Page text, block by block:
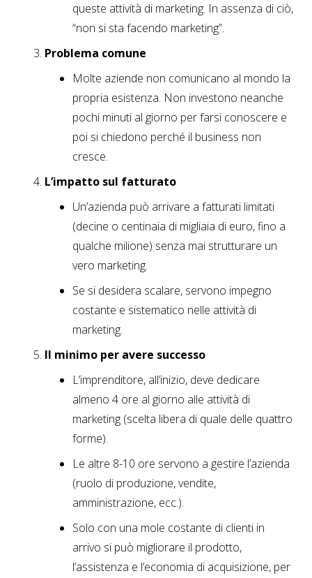
queste attività di marketing. In assenza di ciò,
“non si sta facendo marketing”.
Problema comune
Molte aziende non comunicano al mondo la
propria esistenza. Non investono neanche
pochi minuti al giorno per farsi conoscere e
poi si chiedono perché il business non
cresce.
L’impatto sul fatturato
Un’azienda può arrivare a fatturati limitati
(decine o centinaia di migliaia di euro, fino a
qualche milione) senza mai strutturare un
vero marketing.
Se si desidera scalare, servono impegno
costante e sistematico nelle attività di
marketing.
Il minimo per avere successo
L’imprenditore, all’inizio, deve dedicare
almeno 4 ore al giorno alle attività di
marketing (scelta libera di quale delle quattro
forme).
Le altre 8-10 ore servono a gestire l’azienda
(ruolo di produzione, vendite,
amministrazione, ecc.).
Solo con una mole costante di clienti in
arrivo si può migliorare il prodotto,
l’assistenza e l’economia di acquisizione, per